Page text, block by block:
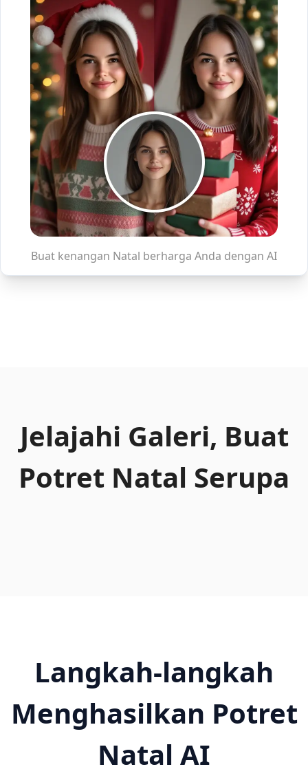
Buat kenangan Natal berharga Anda dengan AI
Jelajahi Galeri, Buat
Potret Natal Serupa
Langkah-langkah
Menghasilkan Potret
Natal AI